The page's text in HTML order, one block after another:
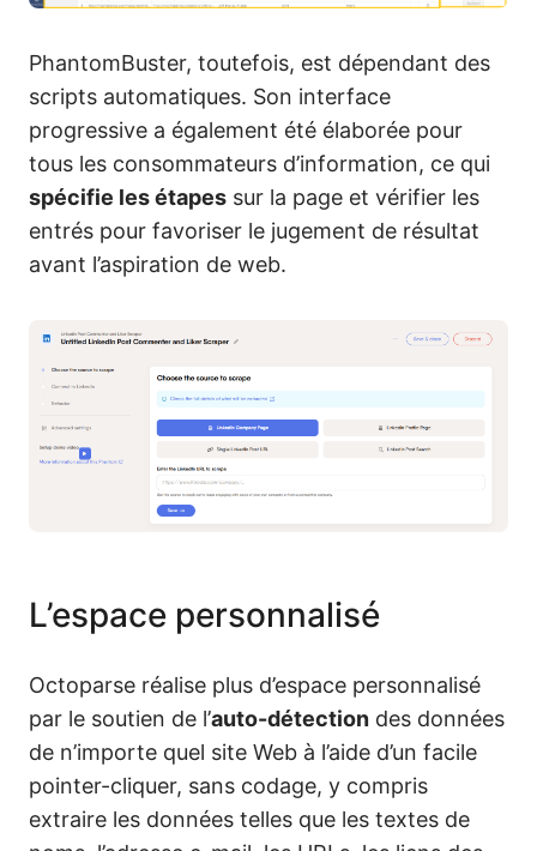
PhantomBuster, toutefois, est dépendant des
scripts automatiques. Son interface
progressive a également été élaborée pour
tous les consommateurs d’information, ce qui
spécifie les étapes sur la page et vérifier les
entrés pour favoriser le jugement de résultat
avant l’aspiration de web.
L’espace personnalisé
Octoparse réalise plus d’espace personnalisé
par le soutien de l’auto-détection des données
de n’importe quel site Web à l’aide d’un facile
pointer-cliquer, sans codage, y compris
extraire les données telles que les textes de